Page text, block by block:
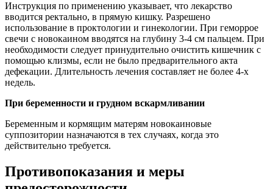
Инструкция по применению указывает, что лекарство
вводится ректально, в прямую кишку. Разрешено
использование в проктологии и гинекологии. При геморрое
свечи с новокаином вводятся на глубину 3-4 см пальцем. При
необходимости следует принудительно очистить кишечник с
помощью клизмы, если не было предварительного акта
дефекации. Длительность лечения составляет не более 4-х
недель.
При беременности и грудном вскармливании
Беременным и кормящим матерям новокаиновые
суппозитории назначаются в тех случаях, когда это
действительно требуется.
Противопоказания и меры